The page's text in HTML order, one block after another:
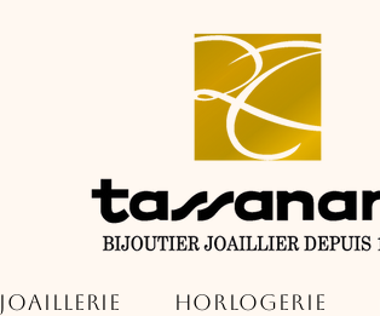
Joaillerie Horlogerie